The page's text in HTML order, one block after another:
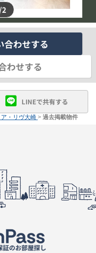
合わせする
わせする
LINEで共有する
・リヴ大崎 > 過去掲載物件